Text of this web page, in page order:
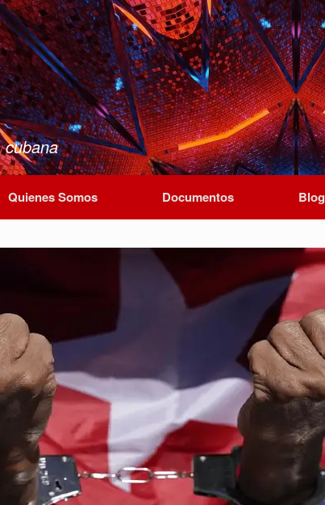
cubana
Quienes Somos Documentos Blog